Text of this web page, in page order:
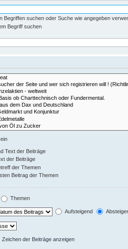
Begriffen suchen oder Suche wie angegeben
Begriff suchen
Text der Beiträge
der Beiträge
der Themen
Beitrag der Themen
Themen
Aufsteigend
Zeichen der Beiträge anzeigen